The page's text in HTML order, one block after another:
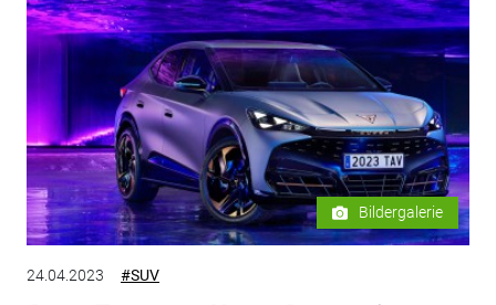
Bildergalerie
24.04.2023 #SUV